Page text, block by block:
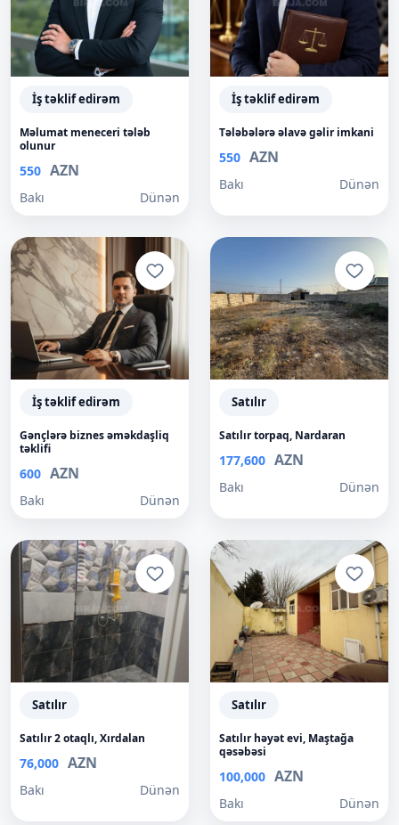
İş təklif edirəm
Məlumat meneceri tələb
olunur
550 AZN
Bakı Dünən
İş təklif edirəm
Tələbələrə əlavə gəlir imkani
550 AZN
Bakı Dünən
İş təklif edirəm
Gənçlərə biznes əməkdaşliq
təklifi
600 AZN
Bakı Dünən
Satılır
Satılır torpaq, Nardaran
177,600 AZN
Bakı Dünən
Satılır
Satılır 2 otaqlı, Xırdalan
76,000 AZN
Bakı Dünən
Satılır
Satılır həyət evi, Maştağa
qəsəbəsi
100,000 AZN
Bakı Dünən